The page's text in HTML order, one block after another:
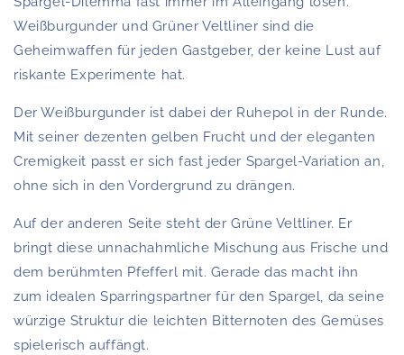
Weißburgunder und Grüner Veltliner sind die
Geheimwaffen für jeden Gastgeber, der keine Lust auf
riskante Experimente hat.
Der Weißburgunder ist dabei der Ruhepol in der Runde.
Mit seiner dezenten gelben Frucht und der eleganten
Cremigkeit passt er sich fast jeder Spargel-Variation an,
ohne sich in den Vordergrund zu drängen.
Auf der anderen Seite steht der Grüne Veltliner. Er
bringt diese unnachahmliche Mischung aus Frische und
dem berühmten Pfefferl mit. Gerade das macht ihn
zum idealen Sparringspartner für den Spargel, da seine
würzige Struktur die leichten Bitternoten des Gemüses
spielerisch auffängt.